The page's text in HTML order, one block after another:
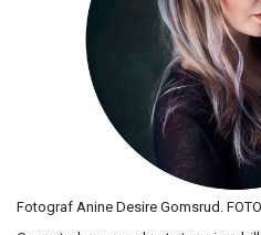
Fotograf Anine Desire Gomsrud.